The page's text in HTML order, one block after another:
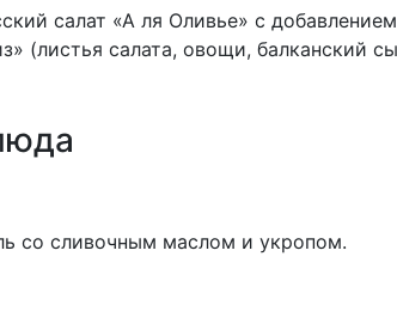
салат «А ля Оливье» с
(листья салата, овощи, балканский
со сливочным маслом и укропом.